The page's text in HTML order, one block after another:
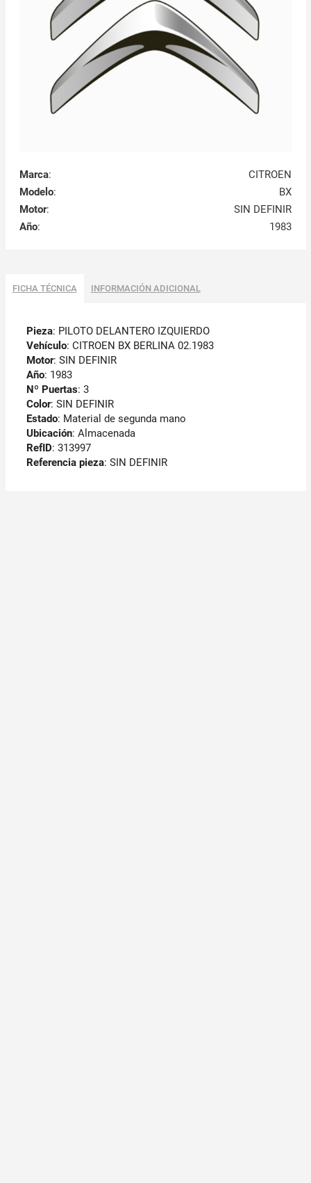
Marca:
CITROEN
Modelo:
BX
Motor:
SIN DEFINIR
Año: 1983
FICHA TÉCNICA INFORMACIÓN ADICIONAL
Pieza: PILOTO DELANTERO IZQUIERDO
Vehículo: CITROEN BX BERLINA 02.1983
Motor: SIN DEFINIR
Año: 1983
Nº Puertas: 3
Color: SIN DEFINIR
Estado: Material de segunda mano
Ubicación: Almacenada
RefID: 313997
Referencia pieza: SIN DEFINIR